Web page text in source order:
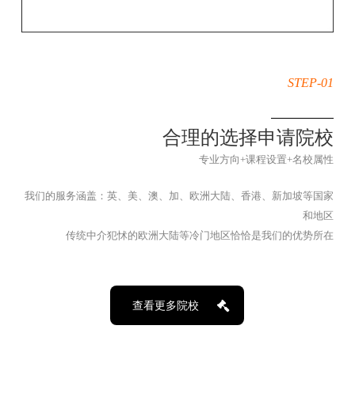
STEP-01
合理的选择申请院校
专业方向+课程设置+名校属性
我们的服务涵盖：英、美、澳、加、欧洲大陆、香港、新加坡等国家
和地区
传统中介犯怵的欧洲大陆等冷门地区恰恰是我们的优势所在
查看更多院校